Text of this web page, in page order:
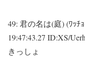
49: 君の名は(庭) (ﾜｯﾁ
19:47:43.27 ID:XS/
きっしょ